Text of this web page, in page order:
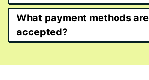
What payment methods are
accepted?